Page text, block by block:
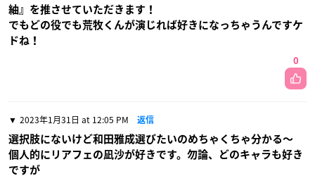
紬』を推させていただきます！
でもどの役でも荒牧くんが演じれば好きになっちゃうんですケ
ドね！
0
2023年1月31日 at 12:05 PM 返信
選択肢にないけど和田雅成選びたいのめちゃくちゃ分かる〜
個人的にリアフェの凪沙が好きです。勿論、どのキャラも好き
ですが